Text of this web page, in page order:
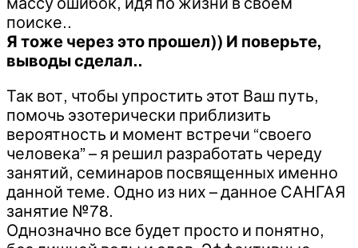
поиске..
Я тоже через это прошел)) И поверьте,
выводы сделал..
Так вот, чтобы упростить этот Ваш путь,
помочь эзотерически приблизить
вероятность и момент встречи “своего
человека” – я решил разработать череду
занятий, семинаров посвященных именно
данной теме. Одно из них – данное САНГАЯ
занятие №78.
Однозначно все будет просто и понятно,